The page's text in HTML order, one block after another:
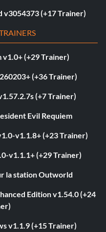
(+17 Trainer)
v1.0+ (+29 Trainer)
(+36 Trainer)
(+7 Trainer)
Evil Requiem
v1.1.8+ (+23 Trainer)
v1.1.1+ (+29 Trainer)
la station Outworld
Edition v1.54.0 (+24
v1.1.9 (+15 Trainer)